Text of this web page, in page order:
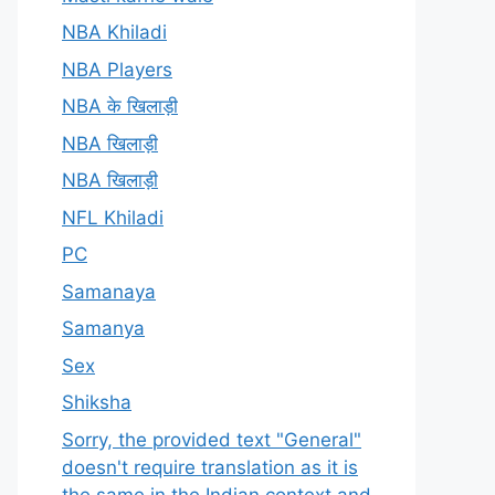
NBA Khiladi
NBA Players
NBA के खिलाड़ी
NBA खिलाड़ी
NBA खिलाड़ी
NFL Khiladi
PC
Samanaya
Samanya
Sex
Shiksha
Sorry, the provided text "General"
doesn't require translation as it is